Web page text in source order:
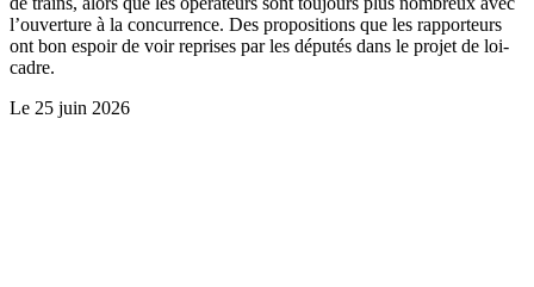
l’ouverture à la concurrence. Des propositions que les rapporteurs
ont bon espoir de voir reprises par les députés dans le projet de loi-
cadre.
Le 25 juin 2026